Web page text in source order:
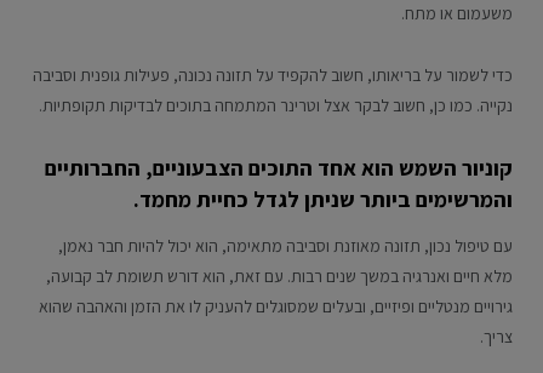
משעמום או מתח.
כדי לשמור על בריאותו, חשוב להקפיד על תזונה נכונה, פעילות גופנית וסביבה
נקייה. כמו כן, חשוב לבקר אצל וטרינר המתמחה בתוכים לבדיקות תקופתיות.
קוניור השמש הוא אחד התוכים הצבעוניים, החברותיים
והמרשימים ביותר שניתן לגדל כחיית מחמד.
עם טיפול נכון, תזונה מאוזנת וסביבה מתאימה, הוא יכול להיות חבר נאמן,
מלא חיים ואנרגיה במשך שנים רבות. עם זאת, הוא דורש תשומת לב קבועה,
גירויים מנטליים ופיזיים, ובעלים שמסוגלים להעניק לו את הזמן והאהבה שהוא
צריך.